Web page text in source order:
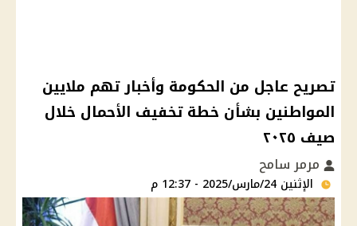
تصريح عاجل من الحكومة وأخبار تهم ملايين
المواطنين بشأن خطة تخفيف الأحمال خلال
صيف ٢٠٢٥
مرمر سامح
الإثنين 24/مارس/2025 - 12:37 م